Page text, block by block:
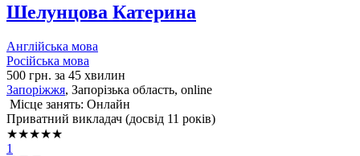
Шелунцова Катерина
Англійська мова
Російська мова
500 грн. за 45 хвилин
Запоріжжя, Запорізька область, online
Місце занять: Онлайн
Приватний викладач (досвід 11 років)
★★★★★
1